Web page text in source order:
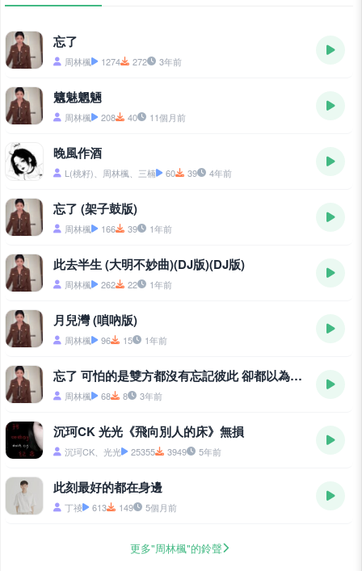
忘了
周林楓 1274 272 3年前
魑魅魍魎
周林楓 208 40 11個月前
晚風作酒
L(桃籽)、周林楓、三楠 60 39 4年前
忘了 (架子鼓版)
周林楓 166 39 1年前
此去半生 (大明不妙曲)(DJ版)(DJ版)
周林楓 262 22 1年前
月兒灣 (嗩吶版)
周林楓 96 15 1年前
忘了 可怕的是雙方都沒有忘記彼此 卻都以為對方開始了新的生活
周林楓 68 8 3年前
沉珂CK 光光《飛向別人的床》無損
沉珂CK、光光 25355 3949 5年前
此刻最好的都在身邊
丁祾 613 149 5個月前
更多"周林楓"的鈴聲